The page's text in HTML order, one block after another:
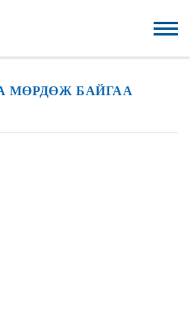
МӨРДӨЖ БАЙГАА